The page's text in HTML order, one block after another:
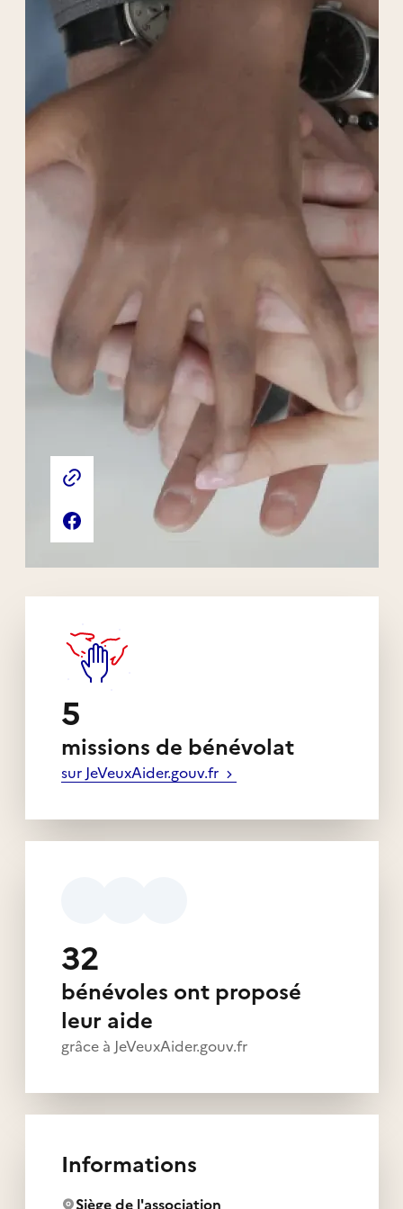
Liens externes de l'association
Site web de l'association
Page Facebook de l'association
5
missions de bénévolat
sur JeVeuxAider.gouv.fr
32
bénévoles ont proposé
leur aide
grâce à JeVeuxAider.gouv.fr
Informations